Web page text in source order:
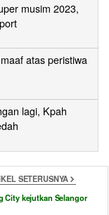
musim 2023,
atas peristiwa
lagi, Kpah
SETERUSNYA
City kejutkan Selangor